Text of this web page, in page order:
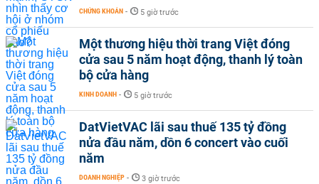
CHỨNG KHOÁN - 5 giờ trước
Một thương hiệu thời trang Việt đóng
cửa sau 5 năm hoạt động, thanh lý toàn
bộ cửa hàng
KINH DOANH - 5 giờ trước
DatVietVAC lãi sau thuế 135 tỷ đồng
nửa đầu năm, dồn 6 concert vào cuối
năm
DOANH NGHIỆP - 3 giờ trước